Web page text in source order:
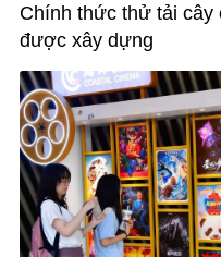
Chính thức thử tải cây
được xây dựng